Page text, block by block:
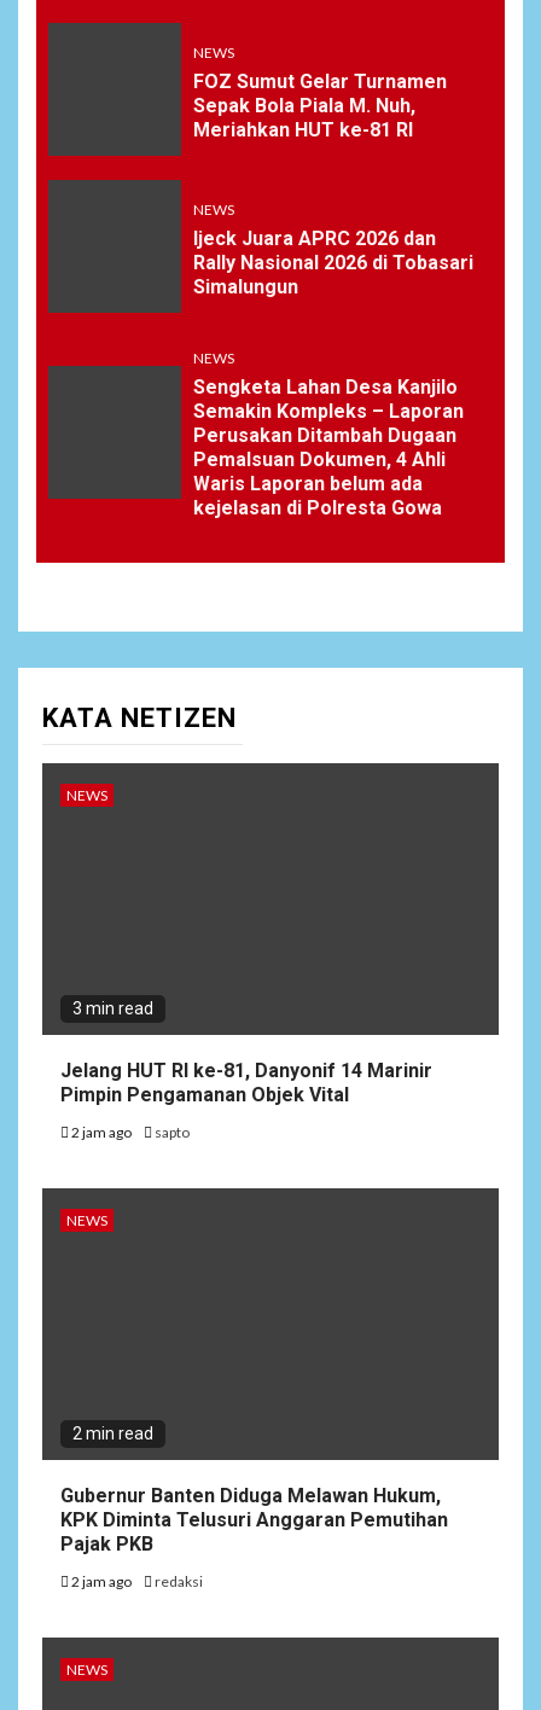
NEWS
FOZ Sumut Gelar Turnamen
Sepak Bola Piala M. Nuh,
Meriahkan HUT ke-81 RI
NEWS
Ijeck Juara APRC 2026 dan
Rally Nasional 2026 di Tobasari
Simalungun
NEWS
Sengketa Lahan Desa Kanjilo
Semakin Kompleks – Laporan
Perusakan Ditambah Dugaan
Pemalsuan Dokumen, 4 Ahli
Waris Laporan belum ada
kejelasan di Polresta Gowa
KATA NETIZEN
NEWS
3 min read
Jelang HUT RI ke-81, Danyonif 14 Marinir
Pimpin Pengamanan Objek Vital
2 jam ago sapto
NEWS
2 min read
Gubernur Banten Diduga Melawan Hukum,
KPK Diminta Telusuri Anggaran Pemutihan
Pajak PKB
2 jam ago redaksi
NEWS